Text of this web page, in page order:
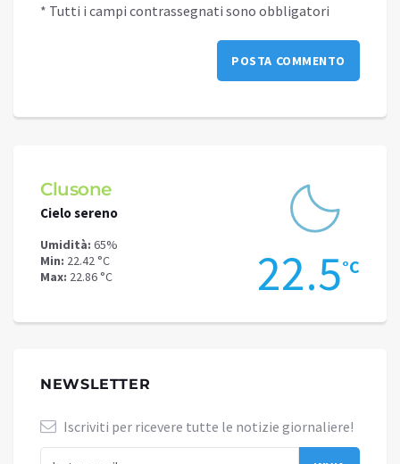
* Tutti i campi contrassegnati sono obbligatori
Clusone
Cielo sereno
Umidità: 65%
Min: 22.42 °C
Max: 22.86 °C 22.5°C
NEWSLETTER
Iscriviti per ricevere tutte le notizie giornaliere!